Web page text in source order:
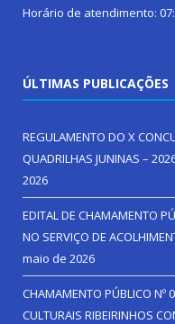
Horário de atendimento:
ÚLTIMAS PUBLICAÇÕES
REGULAMENTO DO X
QUADRILHAS JUNINAS –
2026
EDITAL DE CHAMAMENTO
NO SERVIÇO DE
maio de 2026
CHAMAMENTO PÚBLICO Nº
CULTURAIS RIBEIRINHOS